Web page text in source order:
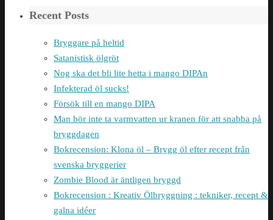
Recent Posts
Bryggare på heltid
Satanistisk ölgröt
Nog ska det bli lite hetta i mango DIPAn
Infekterad öl sucks!
Försök till en mango DIPA
Man bör inte ta varmvatten ur kranen för att snabba på
bryggdagen
Bokrecension: Klona öl – Brygg öl efter recept från
svenska bryggerier
Zombie Blood är äntligen bryggd
Bokrecension : Kreativ Ölbryggning : tekniker, recept &
galna idéer